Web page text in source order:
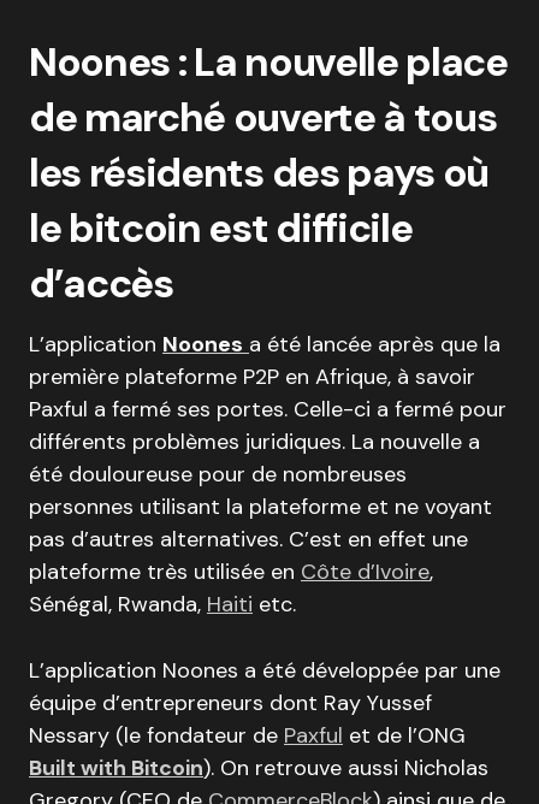
Noones : La nouvelle place
de marché ouverte à tous
les résidents des pays où
le bitcoin est difficile
d’accès
L’application Noones a été lancée après que la
première plateforme P2P en Afrique, à savoir
Paxful a fermé ses portes. Celle-ci a fermé pour
différents problèmes juridiques. La nouvelle a
été douloureuse pour de nombreuses
personnes utilisant la plateforme et ne voyant
pas d’autres alternatives. C’est en effet une
plateforme très utilisée en Côte d’Ivoire,
Sénégal, Rwanda, Haiti etc.
L’application Noones a été développée par une
équipe d’entrepreneurs dont Ray Yussef
Nessary (le fondateur de Paxful et de l’ONG
Built with Bitcoin). On retrouve aussi Nicholas